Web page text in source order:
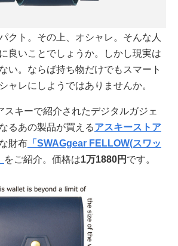
クト。その上、オシャレ。そんな人
良いことでしょうか。しかし現実は
い。ならば持ち物だけでもスマート
ャレにしようではありませんか。
キーで紹介されたデジタルガジェ
るあの製品が買えるアスキーストア
財布 「SWAGgear FELLOW(スワッ
をご紹介。価格は1万1880円 です。